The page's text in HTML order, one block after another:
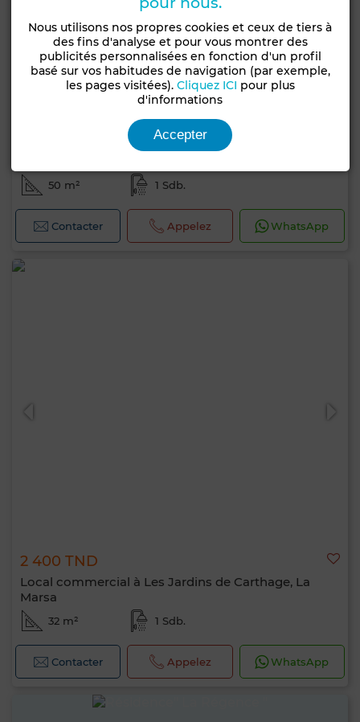
Local commercial à Les Jardins de Carthage, La
50 m² 1 Sdb.
Contacter Appelez WhatsApp
2 400 TND
Local commercial à Les Jardins de Carthage, La
Marsa
32 m² 1 Sdb.
Contacter Appelez WhatsApp
Nous utilisons nos propres cookies et ceux de tiers à
des fins d'analyse et pour vous montrer des
publicités personnalisées en fonction d'un profil
basé sur vos habitudes de navigation (par exemple,
les pages visitées). Cliquez ICI pour plus
d'informations
Accepter